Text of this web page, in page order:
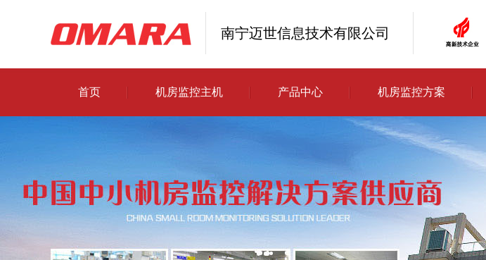
南宁迈世信息技术有限公司
首页 机房监控主机 产品中心 机房监控方案